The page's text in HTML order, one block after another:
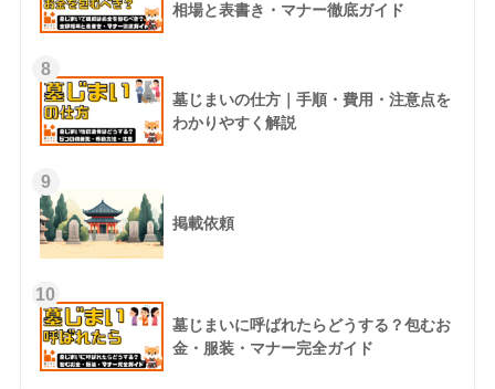
相場と表書き・マナー徹底ガイド
8
墓じまいの仕方｜手順・費用・注意点を
わかりやすく解説
9
掲載依頼
10
墓じまいに呼ばれたらどうする？包むお
金・服装・マナー完全ガイド